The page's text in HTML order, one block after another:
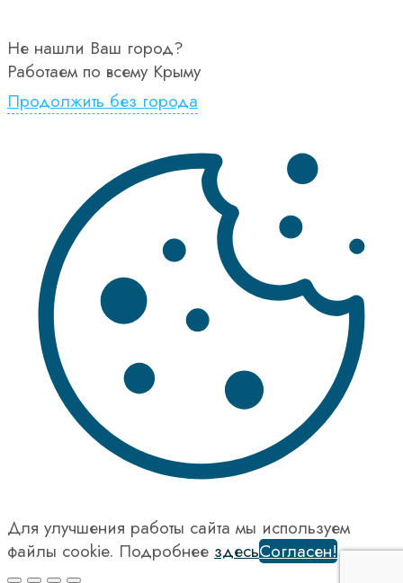
Не нашли Ваш город?
Работаем по всему Крыму
Продолжить без города
Для улучшения работы сайта мы используем
файлы cookie. Подробнее здесьСогласен!